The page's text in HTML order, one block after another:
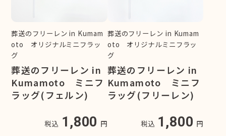
葬送のフリーレン in Kumam
oto オリジナルミニフラッ
グ
葬送のフリーレン in
Kumamoto ミニフ
ラッグ(フェルン)
税込 1,800 円
葬送のフリーレン in Kumam
oto オリジナルミニフラッ
グ
葬送のフリーレン in
Kumamoto ミニフ
ラッグ(フリーレン)
税込 1,800 円